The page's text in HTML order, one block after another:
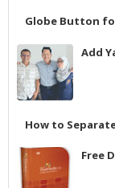
Globe Button
Add
How to
Free